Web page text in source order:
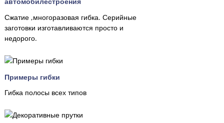
Сжатие ,многоразовая гибка. Серийные
заготовки изготавливаются просто и
недорого.
Примеры гибки
Гибка полосы всех типов